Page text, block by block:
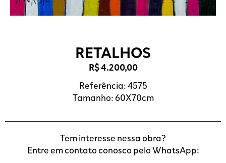
RETALHOS
R$4.200,00
Referência: 4575
Tamanho: 60X70cm
Tem interesse nessa obra?
Entre em contato conosco pelo WhatsApp: